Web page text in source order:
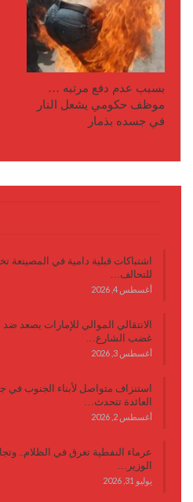
بسبب عدم دفع مرتبه …
موظف حكومي يشعل النار
في جسده بذمار
اشتباكات قبلية دامية في
للتحالف…
أغسطس 4, 2026
الانتقالي الموالي للإمارات يصعد
غضب الشارع…
أغسطس 3, 2026
استنزاف متواصل لأبناء الجنوب في
العائدة تتحدث…
أغسطس 2, 2026
عرماء النفطية تغرق في الظلام..
الوزير…
يوليو 31, 2026